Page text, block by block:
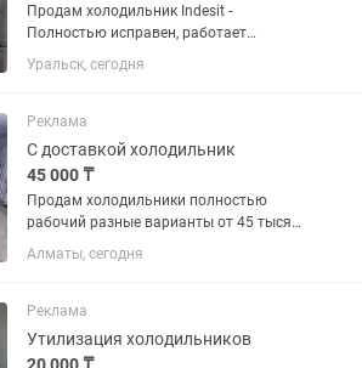
Продам холодильник Indesit -
Полностью исправен, работает
отлично. - Total No Frost —
размораживать не нужно. - Общий
удобный. - Экономичный класс
энергопотребления A. -...
Уральск, сегодня
Реклама
С доставкой холодильник
45 000 ₸
Продам холодильники полностью
рабочий разные варианты от 45 тысяч
Алматы, сегодня
Реклама
Утилизация холодильников